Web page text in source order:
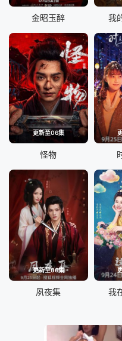
金昭玉醉 我
更新至06集
怪物
更新至06集
夙夜集 我